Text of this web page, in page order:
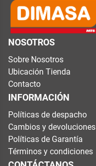
NOSOTROS
Sobre Nosotros
Ubicación Tienda
Contacto
INFORMACIÓN
Políticas de despacho
Cambios y devoluciones
Políticas de Garantía
Términos y condiciones